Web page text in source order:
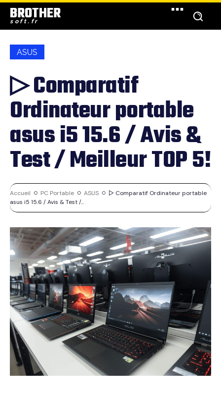
BROTHER
soft.fr
ASUS
▷ Comparatif
Ordinateur portable
asus i5 15.6 / Avis &
Test / Meilleur TOP 5!
Accueil PC Portable ASUS
▷ Comparatif Ordinateur portable
asus i5 15.6 / Avis & Test /...